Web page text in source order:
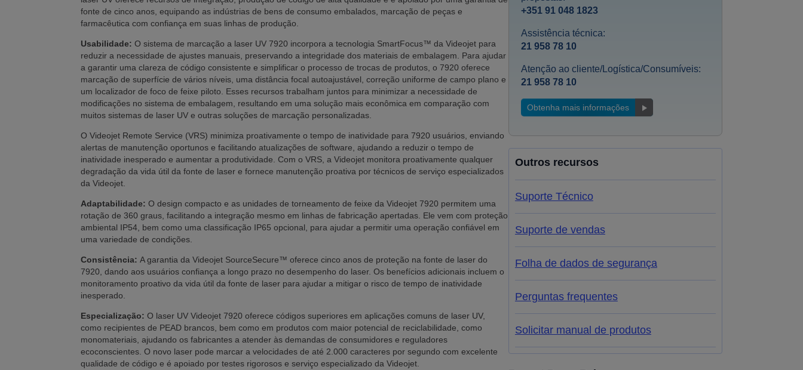
fonte de cinco anos, equipando as indústrias de bens de consumo embalados, marcação de peças e
farmacêutica com confiança em suas linhas de produção.
Usabilidade: O sistema de marcação a laser UV 7920 incorpora a tecnologia SmartFocus™ da Videojet para
reduzir a necessidade de ajustes manuais, preservando a integridade dos materiais de embalagem. Para ajudar
a garantir uma clareza de código consistente e simplificar o processo de trocas de produtos, o 7920 oferece
marcação de superfície de vários níveis, uma distância focal autoajustável, correção uniforme de campo plano e
um localizador de foco de feixe piloto. Esses recursos trabalham juntos para minimizar a necessidade de
modificações no sistema de embalagem, resultando em uma solução mais econômica em comparação com
muitos sistemas de laser UV e outras soluções de marcação personalizadas.
O Videojet Remote Service (VRS) minimiza proativamente o tempo de inatividade para 7920 usuários, enviando
alertas de manutenção oportunos e facilitando atualizações de software, ajudando a reduzir o tempo de
inatividade inesperado e aumentar a produtividade. Com o VRS, a Videojet monitora proativamente qualquer
degradação da vida útil da fonte de laser e fornece manutenção proativa por técnicos de serviço especializados
da Videojet.
Adaptabilidade: O design compacto e as unidades de torneamento de feixe da Videojet 7920 permitem uma
rotação de 360 graus, facilitando a integração mesmo em linhas de fabricação apertadas. Ele vem com proteção
ambiental IP54, bem como uma classificação IP65 opcional, para ajudar a permitir uma operação confiável em
uma variedade de condições.
Consistência: A garantia da Videojet SourceSecure™ oferece cinco anos de proteção na fonte de laser do
7920, dando aos usuários confiança a longo prazo no desempenho do laser. Os benefícios adicionais incluem o
monitoramento proativo da vida útil da fonte de laser para ajudar a mitigar o risco de tempo de inatividade
inesperado.
Especialização: O laser UV Videojet 7920 oferece códigos superiores em aplicações comuns de laser UV,
como recipientes de PEAD brancos, bem como em produtos com maior potencial de reciclabilidade, como
monomateriais, ajudando os fabricantes a atender às demandas de consumidores e reguladores
ecoconscientes. O novo laser pode marcar a velocidades de até 2.000 caracteres por segundo com excelente
qualidade de código e é apoiado por testes rigorosos e serviço especializado da Videojet.
+351 91 048 1823
Assistência técnica:
21 958 78 10
Atenção ao cliente/Logística/Consumíveis:
21 958 78 10
Obtenha mais informações
Outros recursos
Suporte Técnico
Suporte de vendas
Folha de dados de segurança
Perguntas frequentes
Solicitar manual de produtos